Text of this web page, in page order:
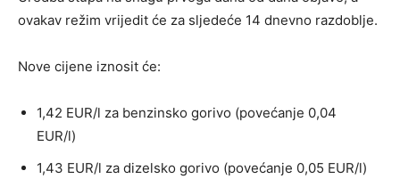
ovakav režim vrijedit će za sljedeće 14 dnevno razdoblje.
Nove cijene iznosit će:
1,42 EUR/l za benzinsko gorivo (povećanje 0,04
EUR/l)
1,43 EUR/l za dizelsko gorivo (povećanje 0,05 EUR/l)